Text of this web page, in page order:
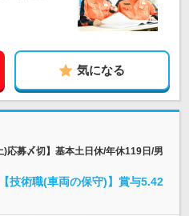
気になる
応募〆切】基本土日休/年休119日/男
技術職(車両の保守)】賞与5.42